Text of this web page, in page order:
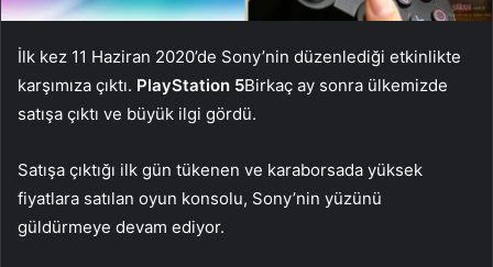
İlk kez 11 Haziran 2020’de Sony’nin düzenlediği etkinlikte
karşımıza çıktı. PlayStation 5Birkaç ay sonra ülkemizde
satışa çıktı ve büyük ilgi gördü.
Satışa çıktığı ilk gün tükenen ve karaborsada yüksek
fiyatlara satılan oyun konsolu, Sony’nin yüzünü
güldürmeye devam ediyor.